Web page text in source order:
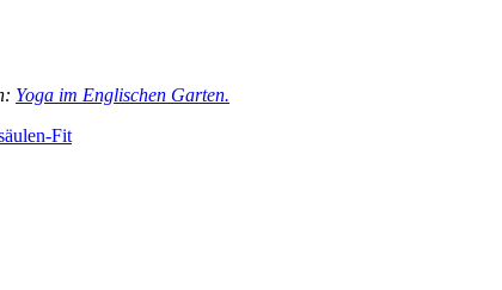
Yoga im Englischen Garten.
Fit